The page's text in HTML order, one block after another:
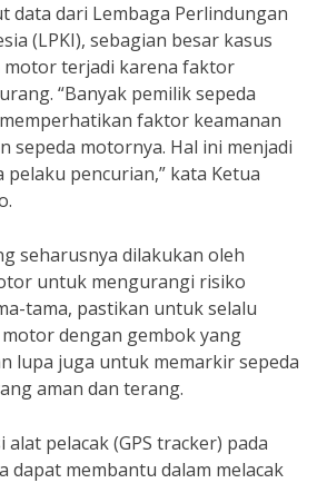
data dari Lembaga Perlindungan
(LPKI), sebagian besar kasus
motor terjadi karena faktor
“Banyak pemilik sepeda
faktor keamanan
sepeda motornya. Hal ini menjadi
pencurian,” kata Ketua
seharusnya dilakukan oleh
untuk mengurangi risiko
tama, pastikan untuk selalu
dengan gembok yang
lupa juga untuk memarkir sepeda
aman dan terang.
pelacak (GPS tracker) pada
dapat membantu dalam melacak